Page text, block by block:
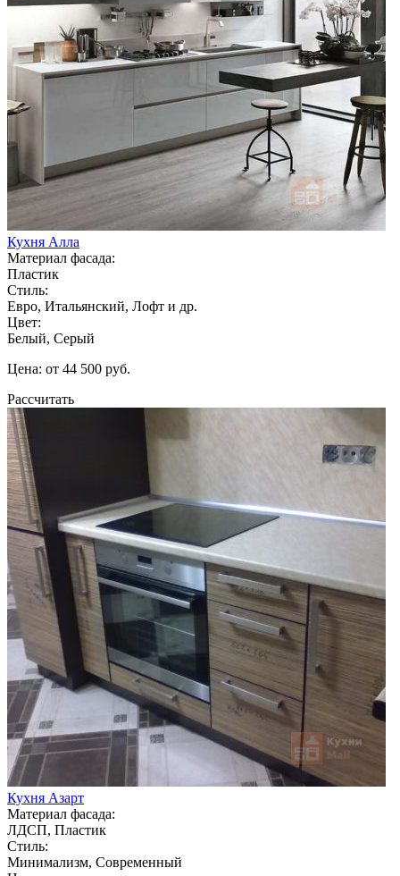
Кухня Алла
Материал фасада:
Пластик
Стиль:
Евро, Итальянский, Лофт и др.
Цвет:
Белый, Серый
Цена: от 44 500 руб.
Рассчитать
Кухня Азарт
Материал фасада:
ЛДСП, Пластик
Стиль:
Минимализм, Современный